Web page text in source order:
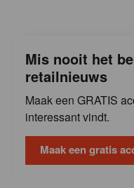
Mis nooit het
retailnieuws
Maak een GRATIS
interessant vindt.
Maak een gratis